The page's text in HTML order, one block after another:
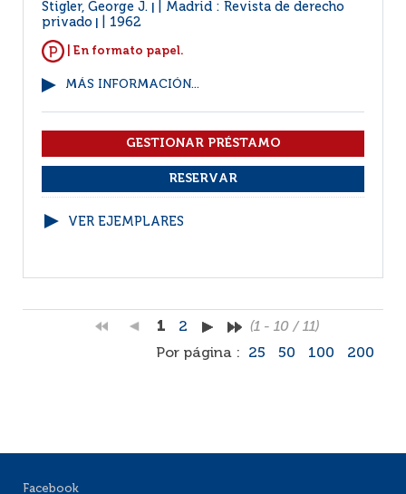
Stigler, George J.
Madrid : Revista de derecho
privado
1962
| En formato papel.
MÁS INFORMACIÓN...
VER EJEMPLARES
1 2
(1 - 10 / 11)
Por página :
25 50 100 200
Facebook